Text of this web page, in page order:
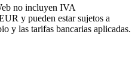
no incluyen IVA
y pueden estar sujetos a
y las tarifas bancarias aplicadas.